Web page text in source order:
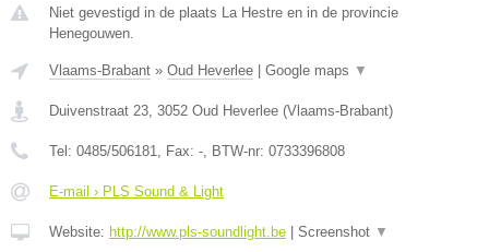
Niet gevestigd in de plaats La Hestre en in de provincie
Henegouwen.
Vlaams-Brabant » Oud Heverlee Google maps ▼
Duivenstraat 23 3052 Oud Heverlee (Vlaams-Brabant)
Tel: 0485/506181 , Fax: - , BTW-nr: 0733396808
E-mail › PLS Sound & Light
Website: http://www.pls-soundlight.be Screenshot ▼